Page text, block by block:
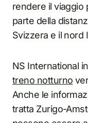
rendere il viaggio
parte della
Svizzera e il nord
NS International
treno notturno
Anche le
tratta Zurigo-